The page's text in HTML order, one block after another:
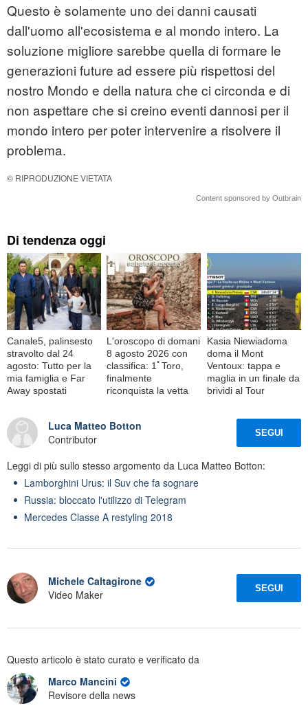
Questo è solamente uno dei danni causati
dall'uomo all'ecosistema e al mondo intero. La
soluzione migliore sarebbe quella di formare le
generazioni future ad essere più rispettosi del
nostro Mondo e della natura che ci circonda e di
non aspettare che si creino eventi dannosi per il
mondo intero per poter intervenire a risolvere il
problema.
© RIPRODUZIONE VIETATA
Content sponsored by Outbrain
Di tendenza oggi
Canale5, palinsesto
stravolto dal 24
agosto: Tutto per la
mia famiglia e Far
Away spostati
L'oroscopo di domani
8 agosto 2026 con
classifica: 1ﾟToro,
finalmente
riconquista la vetta
Kasia Niewiadoma
doma il Mont
Ventoux: tappa e
maglia in un finale da
brividi al Tour
Luca Matteo Botton
Contributor
SEGUI
Leggi di più sullo stesso argomento da Luca Matteo Botton:
Lamborghini Urus: il Suv che fa sognare
Russia: bloccato l'utilizzo di Telegram
Mercedes Classe A restyling 2018
Michele Caltagirone
Video Maker
SEGUI
Questo articolo è stato curato e verificato da
Marco Mancini
Revisore della news